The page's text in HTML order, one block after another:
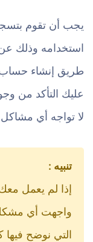
يجب أن تقوم
استخدامه وذلك
طريق إنشاء
عليك التأكد من
لا تواجه أي
تنبيه :
إذا لم يعمل
واجهت أي
التي نوضح